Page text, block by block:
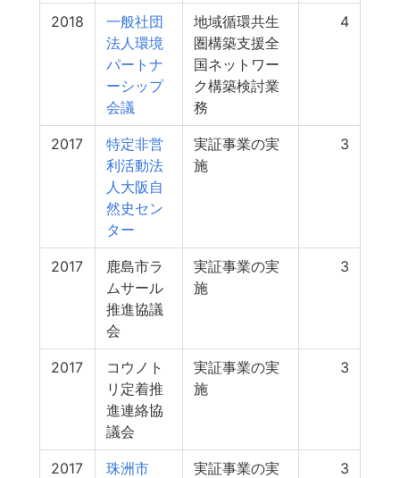
2018
一般社団
法人環境
パートナ
ーシップ
会議
地域循環共生
圏構築支援全
国ネットワー
ク構築検討業
務
4
2017
特定非営
利活動法
人大阪自
然史セン
ター
実証事業の実
施
3
2017
鹿島市ラ
ムサール
推進協議
会
実証事業の実
施
3
2017
コウノト
リ定着推
進連絡協
議会
実証事業の実
施
3
2017 珠洲市
実証事業の実
3